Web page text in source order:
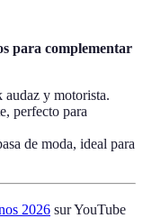
para complementar
audaz y motorista.
perfecto para
de moda, ideal para
2026 sur YouTube